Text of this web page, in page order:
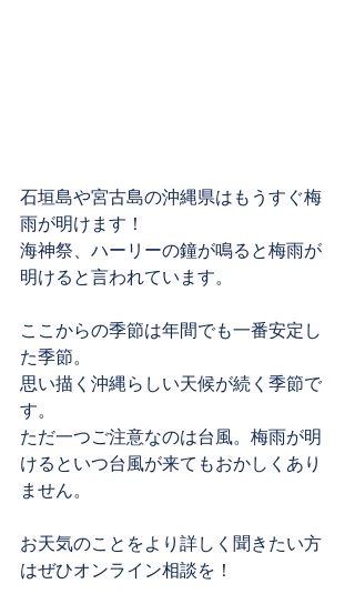
石垣島や宮古島の沖縄県はもうすぐ梅
雨が明けます！
海神祭、ハーリーの鐘が鳴ると梅雨が
明けると言われています。
ここからの季節は年間でも一番安定し
た季節。
思い描く沖縄らしい天候が続く季節で
す。
ただ一つご注意なのは台風。梅雨が明
けるといつ台風が来てもおかしくあり
ません。
お天気のことをより詳しく聞きたい方
はぜひオンライン相談を！